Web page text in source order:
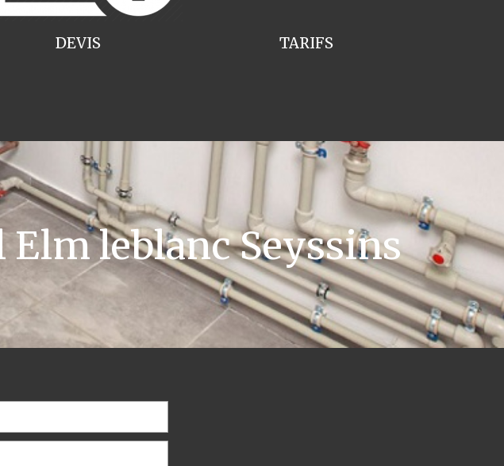
TARIFS
DEVIS
Elm leblanc Seyssins